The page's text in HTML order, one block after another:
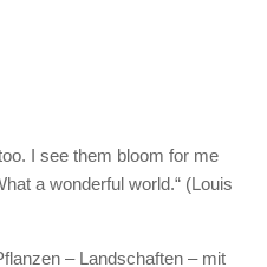
I see them bloom for me
a wonderful world.“ (Louis
– Landschaften – mit